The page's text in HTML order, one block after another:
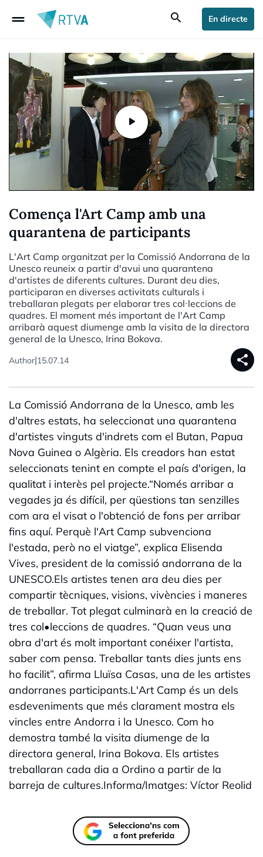
drag_handle search En directe
Comença l'Art Camp amb una
quarantena de participants
L'Art Camp organitzat per la Comissió Andorrana de la
Unesco reuneix a partir d'avui una quarantena
d'artistes de diferents cultures. Durant deu dies,
participaran en diverses activitats culturals i
treballaran plegats per elaborar tres col·leccions de
quadres. El moment més important de l'Art Camp
arribarà aquest diumenge amb la visita de la directora
general de la Unesco, Irina Bokova.
Author|15.07.14 share
La Comissió Andorrana de la Unesco, amb les
d'altres estats, ha seleccionat una quarantena
d'artistes vinguts d'indrets com el Butan, Papua
Nova Guinea o Algèria. Els creadors han estat
seleccionats tenint en compte el país d'origen, la
qualitat i interès pel projecte.“Només arribar a
vegades ja és difícil, per qüestions tan senzilles
com ara el visat o l'obtenció de fons per arribar
fins aquí. Perquè l'Art Camp subvenciona
l'estada, però no el viatge”, explica Elisenda
Vives, president de la comissió andorrana de la
UNESCO.Els artistes tenen ara deu dies per
compartir tècniques, visions, vivències i maneres
de treballar. Tot plegat culminarà en la creació de
tres col•leccions de quadres. “Quan veus una
obra d'art és molt important conéixer l'artista,
saber com pensa. Treballar tants dies junts ens
ho facilit”, afirma Lluïsa Casas, una de les artistes
andorranes participants.L'Art Camp és un dels
esdeveniments que més clarament mostra els
vincles entre Andorra i la Unesco. Com ho
demostra també la visita diumenge de la
directora general, Irina Bokova. Els artistes
treballaran cada dia a Ordino a partir de la
barreja de cultures.Informa/Imatges: Víctor Reolid